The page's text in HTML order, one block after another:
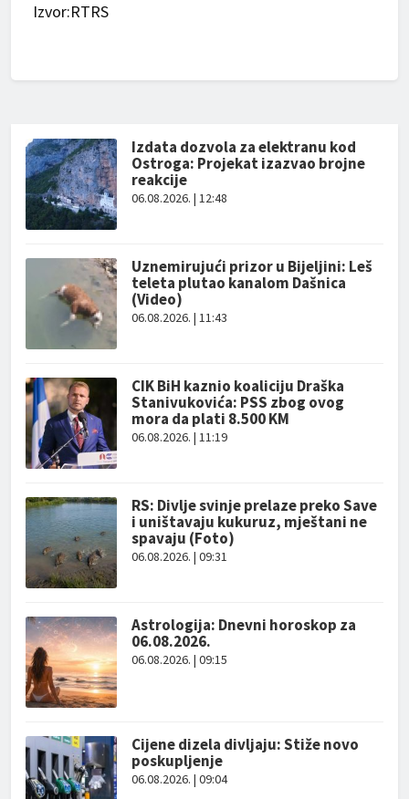
Izvor:RTRS
Izdata dozvola za elektranu kod
Ostroga: Projekat izazvao brojne
reakcije
06.08.2026. | 12:48
Uznemirujući prizor u Bijeljini: Leš
teleta plutao kanalom Dašnica
(Video)
06.08.2026. | 11:43
CIK BiH kaznio koaliciju Draška
Stanivukovića: PSS zbog ovog
mora da plati 8.500 KM
06.08.2026. | 11:19
RS: Divlje svinje prelaze preko Save
i uništavaju kukuruz, mještani ne
spavaju (Foto)
06.08.2026. | 09:31
Astrologija: Dnevni horoskop za
06.08.2026.
06.08.2026. | 09:15
Cijene dizela divljaju: Stiže novo
poskupljenje
06.08.2026. | 09:04